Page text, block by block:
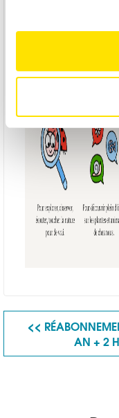
Les cookies nous
sur l'utilisation de
de publicité et
informations que
Abonnement 1
posters + cartes à
<<
AN + 2